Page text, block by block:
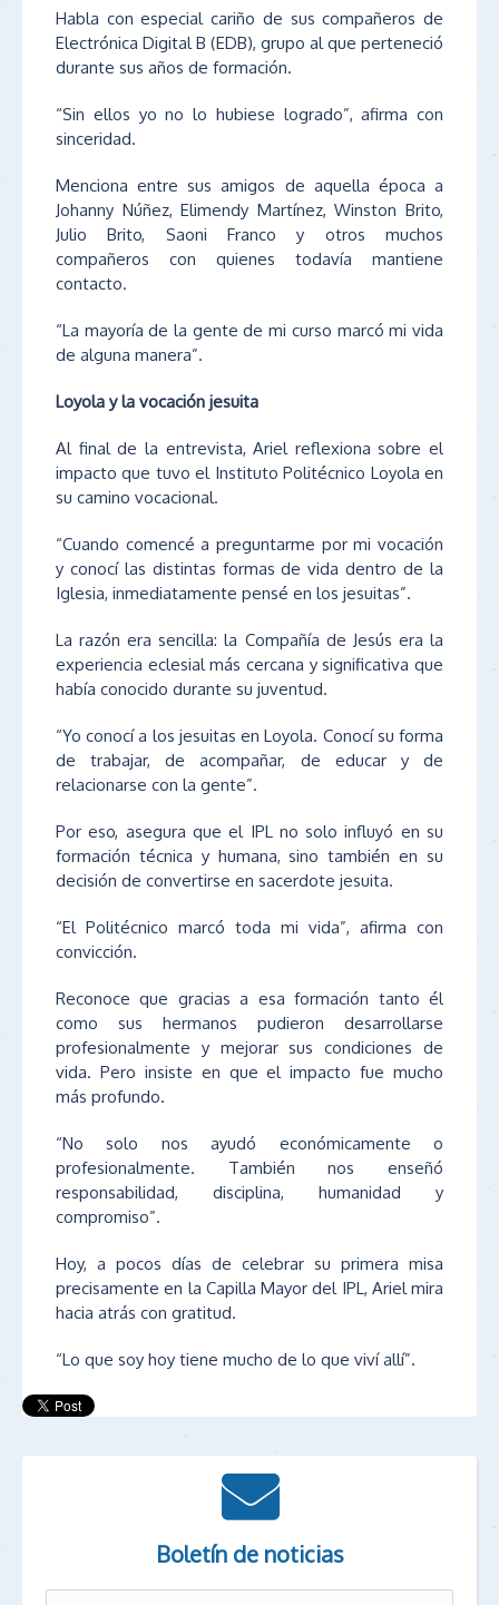
Habla con especial cariño de sus compañeros de
Electrónica Digital B (EDB), grupo al que perteneció
durante sus años de formación.
“Sin ellos yo no lo hubiese logrado”, afirma con
sinceridad.
Menciona entre sus amigos de aquella época a
Johanny Núñez, Elimendy Martínez, Winston Brito,
Julio Brito, Saoni Franco y otros muchos
compañeros con quienes todavía mantiene
contacto.
“La mayoría de la gente de mi curso marcó mi vida
de alguna manera”.
Loyola y la vocación jesuita
Al final de la entrevista, Ariel reflexiona sobre el
impacto que tuvo el Instituto Politécnico Loyola en
su camino vocacional.
“Cuando comencé a preguntarme por mi vocación
y conocí las distintas formas de vida dentro de la
Iglesia, inmediatamente pensé en los jesuitas”.
La razón era sencilla: la Compañía de Jesús era la
experiencia eclesial más cercana y significativa que
había conocido durante su juventud.
“Yo conocí a los jesuitas en Loyola. Conocí su forma
de trabajar, de acompañar, de educar y de
relacionarse con la gente”.
Por eso, asegura que el IPL no solo influyó en su
formación técnica y humana, sino también en su
decisión de convertirse en sacerdote jesuita.
“El Politécnico marcó toda mi vida”, afirma con
convicción.
Reconoce que gracias a esa formación tanto él
como sus hermanos pudieron desarrollarse
profesionalmente y mejorar sus condiciones de
vida. Pero insiste en que el impacto fue mucho
más profundo.
“No solo nos ayudó económicamente o
profesionalmente. También nos enseñó
responsabilidad, disciplina, humanidad y
compromiso”.
Hoy, a pocos días de celebrar su primera misa
precisamente en la Capilla Mayor del IPL, Ariel mira
hacia atrás con gratitud.
“Lo que soy hoy tiene mucho de lo que viví allí”.
Boletín de noticias